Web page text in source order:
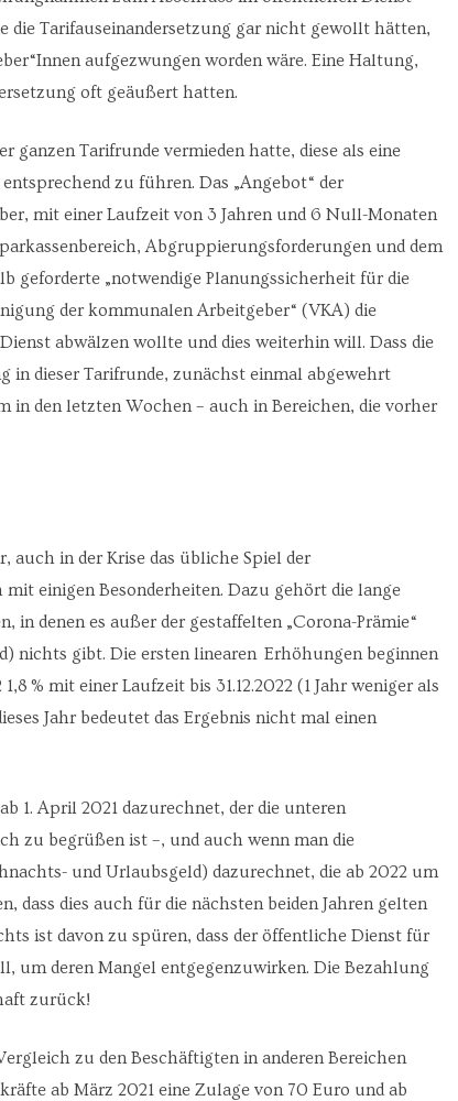
die Tarifauseinandersetzung gar nicht gewollt hätten,
aufgezwungen worden wäre. Eine Haltung,
oft geäußert hatten.
ganzen Tarifrunde vermieden hatte, diese als eine
zu führen. Das „Angebot“ der
mit einer Laufzeit von 3 Jahren und 6 Null-Monaten
Abgruppierungsforderungen und dem
geforderte „notwendige Planungssicherheit für die
der kommunalen Arbeitgeber“ (VKA) die
abwälzen wollte und dies weiterhin will. Dass die
in dieser Tarifrunde, zunächst einmal abgewehrt
in den letzten Wochen – auch in Bereichen, die vorher
auch in der Krise das übliche Spiel der
einigen Besonderheiten. Dazu gehört die lange
in denen es außer der gestaffelten „Corona-Prämie“
nichts gibt. Die ersten linearen Erhöhungen beginnen
% mit einer Laufzeit bis 31.12.2022 (1 Jahr weniger als
Jahr bedeutet das Ergebnis nicht mal einen
1. April 2021 dazurechnet, der die unteren
zu begrüßen ist –, und auch wenn man die
und Urlaubsgeld) dazurechnet, die ab 2022 um
dass dies auch für die nächsten beiden Jahren gelten
ist davon zu spüren, dass der öffentliche Dienst für
um deren Mangel entgegenzuwirken. Die Bezahlung
zurück!
zu den Beschäftigten in anderen Bereichen
ab März 2021 eine Zulage von 70 Euro und ab